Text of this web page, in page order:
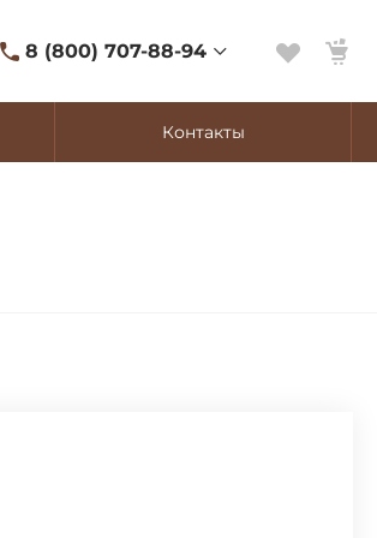
8 (800) 707-88-94
8 (800) 707-88-94
Адмирала Фокина, 8
Контакты